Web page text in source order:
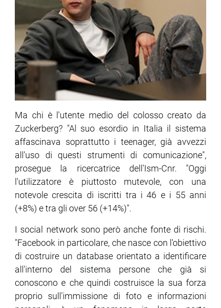
Ma chi è l'utente medio del colosso creato da
Zuckerberg? "Al suo esordio in Italia il sistema
affascinava soprattutto i teenager, già avvezzi
all'uso di questi strumenti di comunicazione",
prosegue la ricercatrice dell'Ism-Cnr. "Oggi
l'utilizzatore è piuttosto mutevole, con una
notevole crescita di iscritti tra i 46 e i 55 anni
(+8%) e tra gli over 56 (+14%)".
I social network sono però anche fonte di rischi.
"Facebook in particolare, che nasce con l'obiettivo
di costruire un database orientato a identificare
all'interno del sistema persone che già si
conoscono e che quindi costruisce la sua forza
proprio sull'immissione di foto e informazioni